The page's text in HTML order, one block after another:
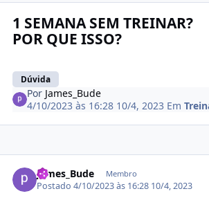
1 SEMANA SEM TREINAR?
POR QUE ISSO?
Dúvida
Por James_Bude
4/10/2023 às 16:28 10/4, 2023 Em
James_Bude Membro
Postado4/10/2023 às 16:28 10/4, 2023